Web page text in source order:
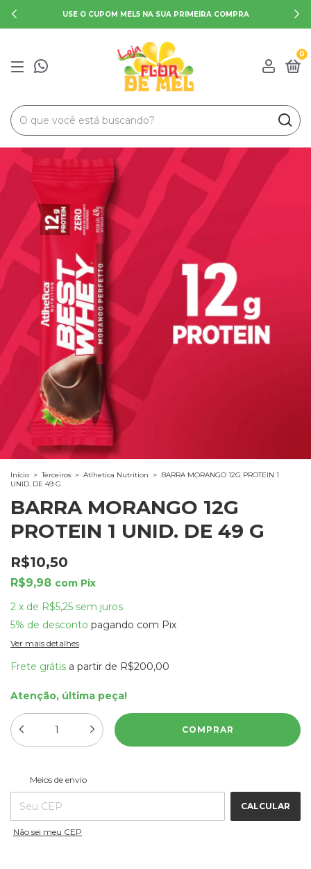
USE O CUPOM MEL5 NA SUA PRIMEIRA COMPRA
0
Início > Terceiros > Atlhetica Nutrition > BARRA MORANGO 12G PROTEIN 1
UNID. DE 49 G
BARRA MORANGO 12G
PROTEIN 1 UNID. DE 49 G
R$10,50
R$9,98 com Pix
2 x de R$5,25 sem juros
5% de desconto pagando com Pix
Ver mais detalhes
Frete grátis a partir de R$200,00
Atenção, última peça!
Entregas para o CEP:
Meios de envio
CALCULAR
Não sei meu CEP